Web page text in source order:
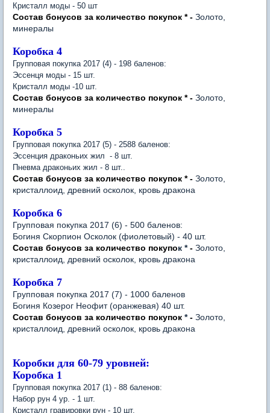
Кристалл моды - 50 шт
Состав бонусов за количество покупок * - Золото,
минералы
Коробка 4
Групповая покупка 2017 (4) - 198 баленов:
Эссенця моды - 15 шт.
Кристалл моды -10 шт.
Состав бонусов за количество покупок * - Золото,
минералы
Коробка 5
Групповая покупка 2017 (5) - 2588 баленов:
Эссенция драконьих жил - 8 шт.
Пневма драконьих жил - 8 шт..
Состав бонусов за количество покупок *- Золото,
кристаллоид, древний осколок, кровь дракона
Коробка 6
Групповая покупка 2017 (6) - 500 баленов:
Богиня Скорпион Осколок (фиолетовый) - 40 шт.
Состав бонусов за количество покупок *- Золото,
кристаллоид, древний осколок, кровь дракона
Коробка 7
Групповая покупка 2017 (7) - 1000 баленов
Богиня Козерог Неофит (оранжевая) 40 шт.
Состав бонусов за количество покупок *- Золото,
кристаллоид, древний осколок, кровь дракона
Коробки для 60-79 уровней:
Коробка 1
Групповая покупка 2017 (1) - 88 баленов:
Набор рун 4 ур. - 1 шт.
Кристалл гравировки рун - 10 шт.